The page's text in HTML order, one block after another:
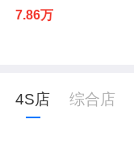
7.86万
4S店 综合店